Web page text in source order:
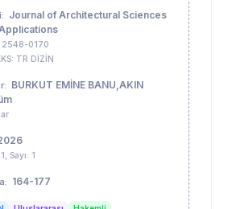
Journal of Architectural Sciences
2548-0170
TR DİZİN
BURKUT EMİNE BANU,AKIN
Sayı: 1
164-177